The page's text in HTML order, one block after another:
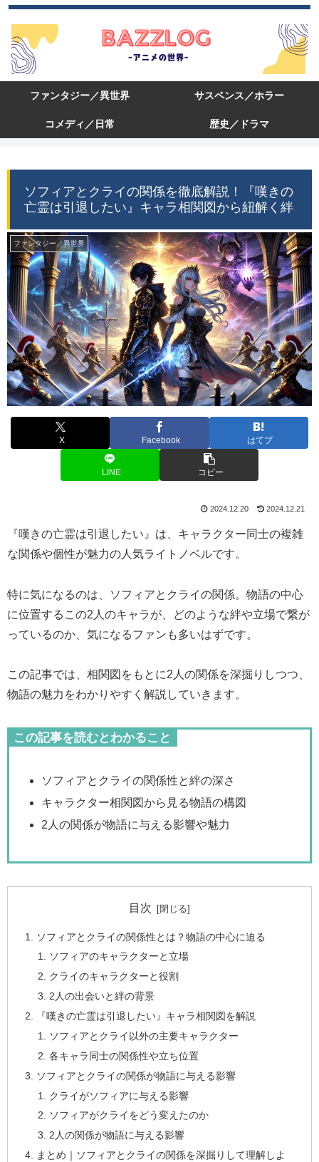
ファンタジー／異世界 サスペンス／ホラー
コメディ／日常 歴史／ドラマ
ソフィアとクライの関係を徹底解説！『嘆きの
亡霊は引退したい』キャラ相関図から紐解く絆
ファンタジー／異世界
X Facebook はてブ
LINE コピー
2024.12.20 2024.12.21
『嘆きの亡霊は引退したい』は、キャラクター同士の複雑
な関係や個性が魅力の人気ライトノベルです。
特に気になるのは、ソフィアとクライの関係。物語の中心
に位置するこの2人のキャラが、どのような絆や立場で繋が
っているのか、気になるファンも多いはずです。
この記事では、相関図をもとに2人の関係を深掘りしつつ、
物語の魅力をわかりやすく解説していきます。
この記事を読むとわかること
ソフィアとクライの関係性と絆の深さ
キャラクター相関図から見る物語の構図
2人の関係が物語に与える影響や魅力
目次
ソフィアとクライの関係性とは？物語の中心に迫る
ソフィアのキャラクターと立場
クライのキャラクターと役割
2人の出会いと絆の背景
『嘆きの亡霊は引退したい』キャラ相関図を解説
ソフィアとクライ以外の主要キャラクター
各キャラ同士の関係性や立ち位置
ソフィアとクライの関係が物語に与える影響
クライがソフィアに与える影響
ソフィアがクライをどう変えたのか
2人の関係が物語に与える影響
まとめ｜ソフィアとクライの関係を深掘りして理解しよ